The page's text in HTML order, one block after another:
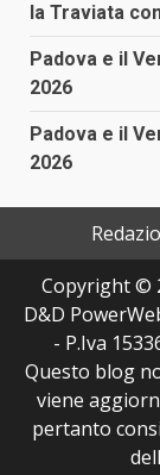
la Traviata
Padova e il
2026
Padova e il
2026
Copyright ©
D&D
- P.Iva
Questo blog
viene
pertanto